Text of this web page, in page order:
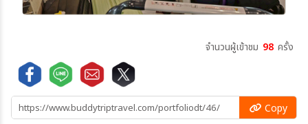
จำนวนผู้เข้าชม 98 ครั้ง
Copy